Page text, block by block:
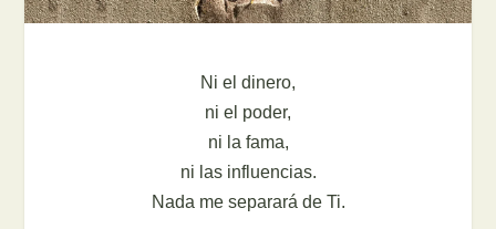
Ni el dinero,
ni el poder,
ni la fama,
ni las influencias.
Nada me separará de Ti.